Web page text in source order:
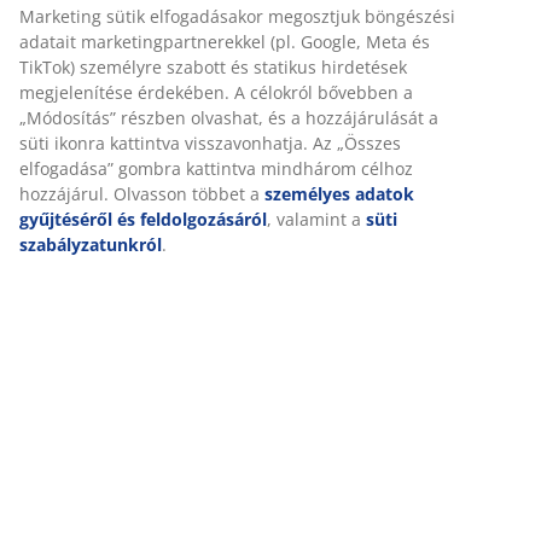
Részletes Adatok
Értékelések
(10)
Kiszállítás
Marketing sütik elfogadásakor megosztjuk böngészési
adatait marketingpartnerekkel (pl. Google, Meta és
TikTok) személyre szabott és statikus hirdetések
megjelenítése érdekében. A célokról bővebben a
„Módosítás” részben olvashat, és a hozzájárulását a
süti ikonra kattintva visszavonhatja. Az „Összes
elfogadása” gombra kattintva mindhárom célhoz
hozzájárul. Olvasson többet a személyes adatok
gyűjtéséről és feldolgozásáról, valamint a süti
szabályzatunkról.